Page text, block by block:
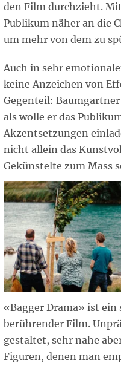
den Film durchzieht.
Publikum näher an die
um mehr von dem zu
Auch in sehr
keine Anzeichen von
Gegenteil:
als wolle er das
Akzentsetzungen
nicht allein das
Gekünstelte zum Mass
«Bagger Drama» ist
berührender Film.
gestaltet, sehr nahe
Figuren, denen man